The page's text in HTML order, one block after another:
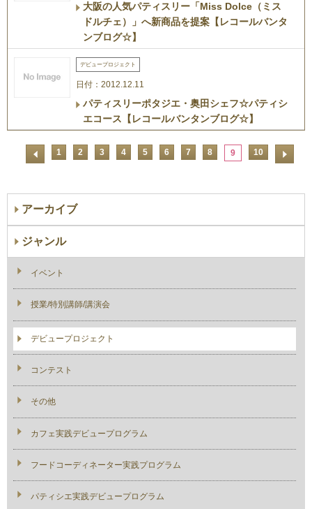
大阪の人気パティスリー「Miss Dolce（ミス
ドルチェ）」へ新商品を提案【レコールバンタ
ンブログ☆】
デビュープロジェクト
日付：2012.12.11
パティスリーポタジエ・奥田シェフ☆パティシ
エコース【レコールバンタンブログ☆】
1 2 3 4 5 6 7 8 9 10
アーカイブ
ジャンル
イベント
授業/特別講師/講演会
デビュープロジェクト
コンテスト
その他
カフェ実践デビュープログラム
フードコーディネーター実践プログラム
パティシエ実践デビュープログラム